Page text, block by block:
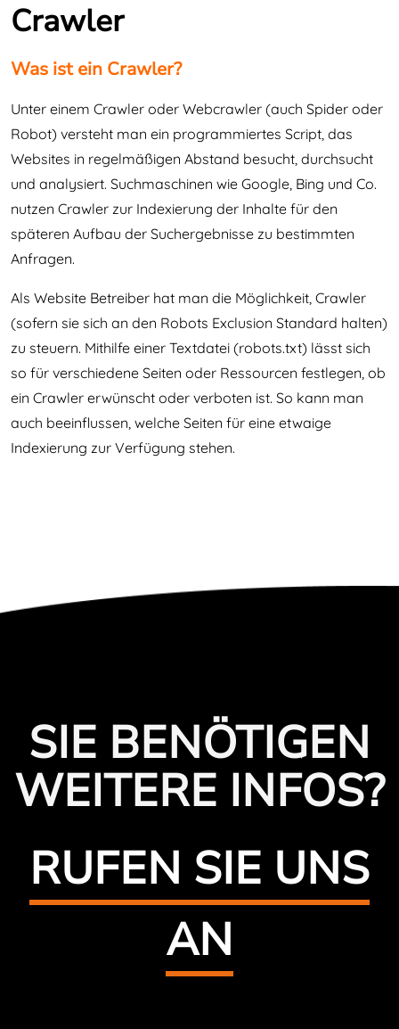
Crawler
Was ist ein Crawler?
Unter einem Crawler oder Webcrawler (auch Spider oder
Robot) versteht man ein programmiertes Script, das
Websites in regelmäßigen Abstand besucht, durchsucht
und analysiert. Suchmaschinen wie Google, Bing und Co.
nutzen Crawler zur Indexierung der Inhalte für den
späteren Aufbau der Suchergebnisse zu bestimmten
Anfragen.
Als Website Betreiber hat man die Möglichkeit, Crawler
(sofern sie sich an den Robots Exclusion Standard halten)
zu steuern. Mithilfe einer Textdatei (robots.txt) lässt sich
so für verschiedene Seiten oder Ressourcen festlegen, ob
ein Crawler erwünscht oder verboten ist. So kann man
auch beeinflussen, welche Seiten für eine etwaige
Indexierung zur Verfügung stehen.
SIE BENÖTIGEN
WEITERE INFOS?
RUFEN SIE UNS
AN